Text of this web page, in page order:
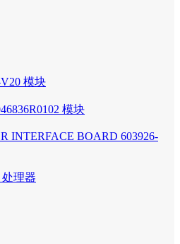
模块
模块
INTERFACE BOARD 603926-
处理器